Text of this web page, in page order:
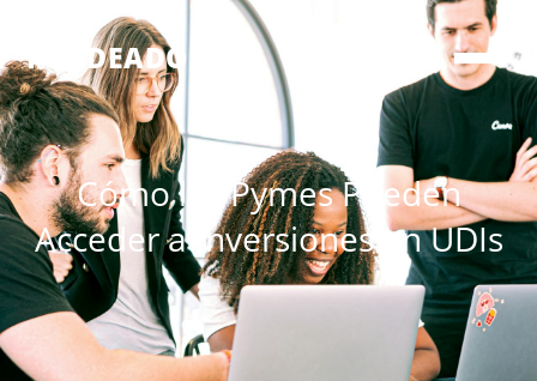
FONDEADORA
Cómo las Pymes Pueden
Acceder a Inversiones en UDIs